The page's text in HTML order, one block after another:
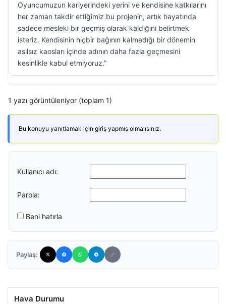
Oyuncumuzun kariyerindeki yerini ve kendisine katkılarını
her zaman takdir ettiğimiz bu projenin, artık hayatında
sadece mesleki bir geçmiş olarak kaldığını belirtmek
isteriz. Kendisinin hiçbir bağının kalmadığı bir dönemin
asılsız kaosları içinde adının daha fazla geçmesini
kesinlikle kabul etmiyoruz.”
1 yazı görüntüleniyor (toplam 1)
Bu konuyu yanıtlamak için giriş yapmış olmalısınız.
Kullanıcı adı:
Parola:
Beni hatırla
Paylaş:
Hava Durumu